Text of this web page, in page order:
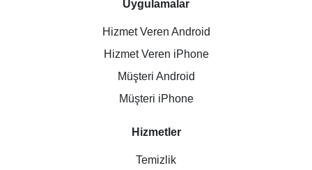
Uygulamalar
Hizmet Veren Android
Hizmet Veren iPhone
Müşteri Android
Müşteri iPhone
Hizmetler
Temizlik